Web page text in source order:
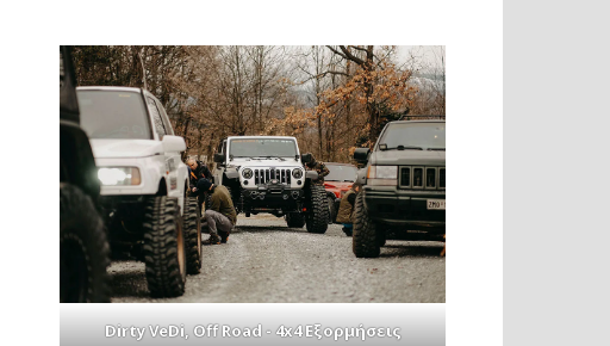
Dirty VeDi, Off Road - 4x4 Εξορμήσεις